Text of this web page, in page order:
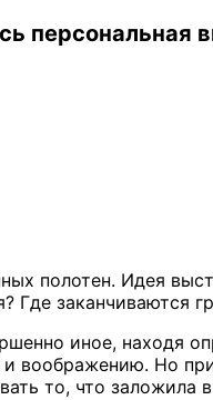
персональная
полотен. Идея
Где
иное, находя
воображению. Но
то, что заложила